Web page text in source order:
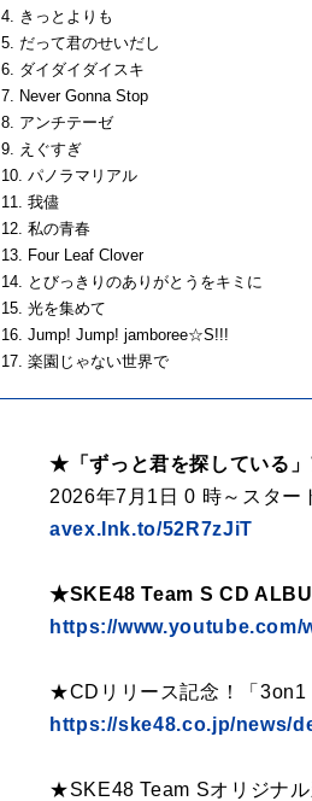
4. きっとよりも
5. だって君のせいだし
6. ダイダイダイスキ
7. Never Gonna Stop
8. アンチテーゼ
9. えぐすぎ
10. パノラマリアル
11. 我儘
12. 私の青春
13. Four Leaf Clover
14. とびっきりのありがとうをキミに
15. 光を集めて
16. Jump! Jump! jamboree☆S!!!
17. 楽園じゃない世界で
★「ずっと君を探している」
2026年7月1日 0 時～スター
avex.lnk.to/52R7zJiT
★SKE48 Team S CD
https://www.youtube.com/
★CDリリース記念！「3on1
https://ske48.co.jp/news/
★SKE48 Team Sオリジナル